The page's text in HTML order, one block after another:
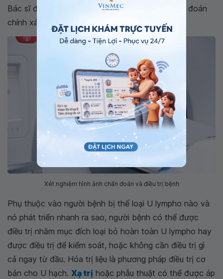
Bác sĩ điều trị đều có vai trò quan trọng để chẩn đoán
chính xác
U lympho
Xét nghiệm hình ảnh chẩn đoán và điều trị bệnh
Phụ thuộc vào người bệnh bị thể loại U lympho nào và
nó phát triển nhanh ra sao, người bệnh có thể được
điều trị nhằm mục đích loại bỏ hoàn toàn U lympho hay
được điều trị để kiểm soát, hoặc không cần điều trị gì
cả ngay từ đầu. Hóa trị liệu là phương pháp điều trị cơ
bản cho U hạch. Xạ trị hoặc phẫu thuật có thể được áp